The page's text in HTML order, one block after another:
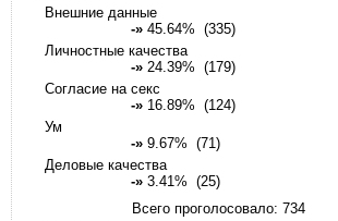
Внешние данные
-» 45.64% (335)
Личностные качества
-» 24.39% (179)
Согласие на секс
-» 16.89% (124)
Ум
-» 9.67% (71)
Деловые качества
-» 3.41% (25)
Всего проголосовало: 734